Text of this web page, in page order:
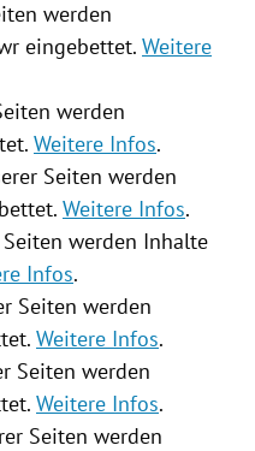
werden
eingebettet. Weitere
werden
Weitere Infos.
Seiten werden
Weitere Infos.
werden Inhalte
Infos.
Seiten werden
Weitere Infos.
Seiten werden
Weitere Infos.
Seiten werden